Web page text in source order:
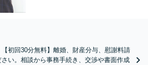
【初回30分無料】離婚、財産分与、慰謝料請
い。相談から事務手続き、交渉や書面作成